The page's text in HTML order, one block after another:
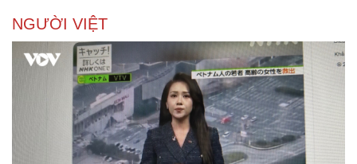
NGƯỜI VIỆT